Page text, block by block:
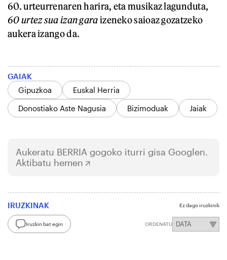
60. urteurrenaren harira, eta musikaz lagunduta,
60 urtez sua izan garaizeneko saioaz gozatzeko
aukera izango da.
GAIAK
Gipuzkoa
Euskal Herria
Donostiako Aste Nagusia
Bizimoduak Jaiak
Aukeratu BERRIA gogoko iturri gisa Googlen.
Aktibatu hemen
IRUZKINAK Ez dago iruzkinik
Iruzkin bat egin ORDENATU